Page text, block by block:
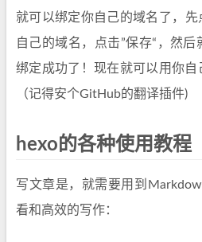
就可以绑定你自己的域名了，先
自己的域名，点击”保存“，然
绑定成功了！现在就可以用你自
（记得安个GitHub的翻译插件)
hexo的各种使用教程
写文章是，就需要用到
看和高效的写作：